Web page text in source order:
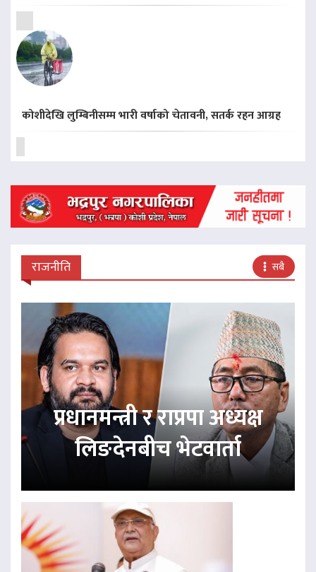
कोशीदेखि लुम्बिनीसम्म भारी वर्षाको चेतावनी, सतर्क रहन आग्रह
राजनीति सबै
प्रधानमन्त्री र राप्रपा अध्यक्ष
लिङदेनबीच भेटवार्ता